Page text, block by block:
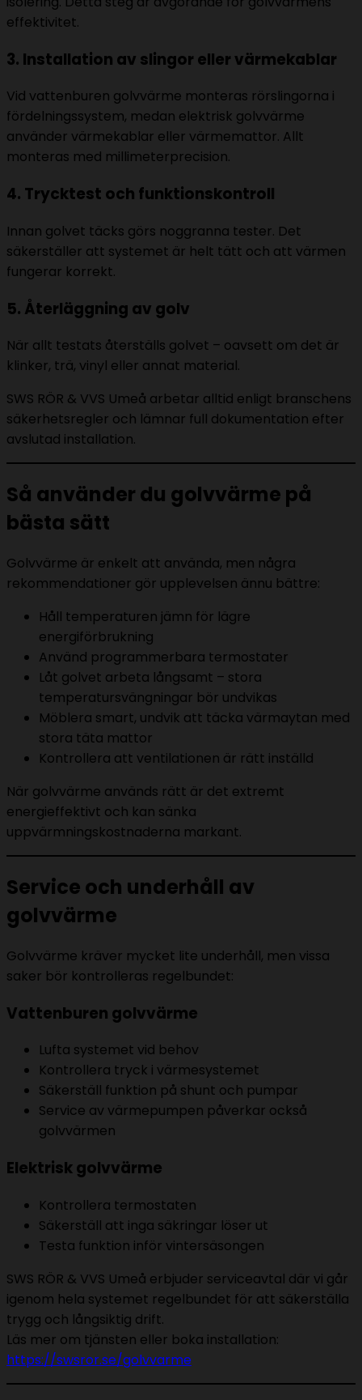
effektivitet.
3. Installation av slingor eller värmekablar
Vid vattenburen golvvärme monteras rörslingorna i
fördelningssystem, medan elektrisk golvvärme
använder värmekablar eller värmemattor. Allt
monteras med millimeterprecision.
4. Trycktest och funktionskontroll
Innan golvet täcks görs noggranna tester. Det
säkerställer att systemet är helt tätt och att värmen
fungerar korrekt.
5. Återläggning av golv
När allt testats återställs golvet – oavsett om det är
klinker, trä, vinyl eller annat material.
SWS RÖR & VVS Umeå arbetar alltid enligt branschens
säkerhetsregler och lämnar full dokumentation efter
avslutad installation.
Så använder du golvvärme på
bästa sätt
Golvvärme är enkelt att använda, men några
rekommendationer gör upplevelsen ännu bättre:
Håll temperaturen jämn för lägre
energiförbrukning
Använd programmerbara termostater
Låt golvet arbeta långsamt – stora
temperatursvängningar bör undvikas
Möblera smart, undvik att täcka värmaytan med
stora täta mattor
Kontrollera att ventilationen är rätt inställd
När golvvärme används rätt är det extremt
energieffektivt och kan sänka
uppvärmningskostnaderna markant.
Service och underhåll av
golvvärme
Golvvärme kräver mycket lite underhåll, men vissa
saker bör kontrolleras regelbundet:
Vattenburen golvvärme
Lufta systemet vid behov
Kontrollera tryck i värmesystemet
Säkerställ funktion på shunt och pumpar
Service av värmepumpen påverkar också
golvvärmen
Elektrisk golvvärme
Kontrollera termostaten
Säkerställ att inga säkringar löser ut
Testa funktion inför vintersäsongen
SWS RÖR & VVS Umeå erbjuder serviceavtal där vi går
igenom hela systemet regelbundet för att säkerställa
trygg och långsiktig drift.
Läs mer om tjänsten eller boka installation:
https://swsror.se/golvvarme